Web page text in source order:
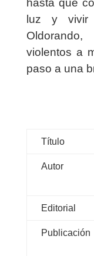
hasta que
luz y vivir
violentos a
paso a una
Título
Autor
Editorial
Publicación